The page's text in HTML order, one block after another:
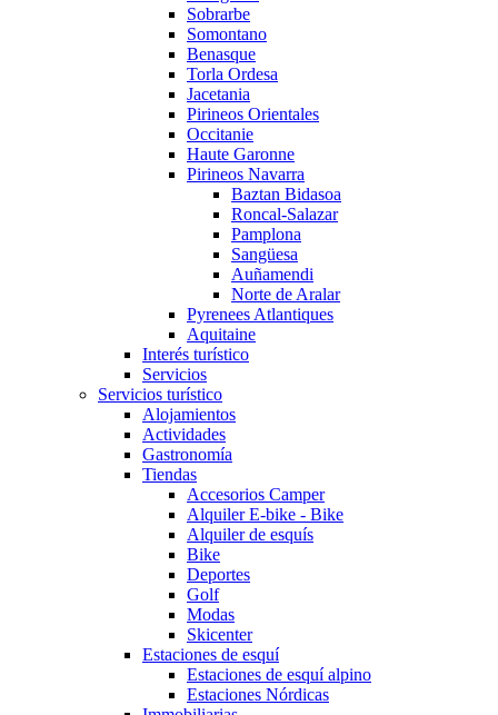
Sobrarbe
Somontano
Benasque
Torla Ordesa
Jacetania
Pirineos Orientales
Occitanie
Haute Garonne
Pirineos Navarra
Baztan Bidasoa
Roncal-Salazar
Pamplona
Sangüesa
Auñamendi
Norte de Aralar
Pyrenees Atlantiques
Aquitaine
Interés turístico
Servicios
Servicios turístico
Alojamientos
Actividades
Gastronomía
Tiendas
Accesorios Camper
Alquiler E-bike - Bike
Alquiler de esquís
Bike
Deportes
Golf
Modas
Skicenter
Estaciones de esquí
Estaciones de esquí alpino
Estaciones Nórdicas